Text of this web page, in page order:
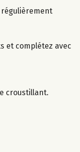
régulièrement
et complétez avec
croustillant.